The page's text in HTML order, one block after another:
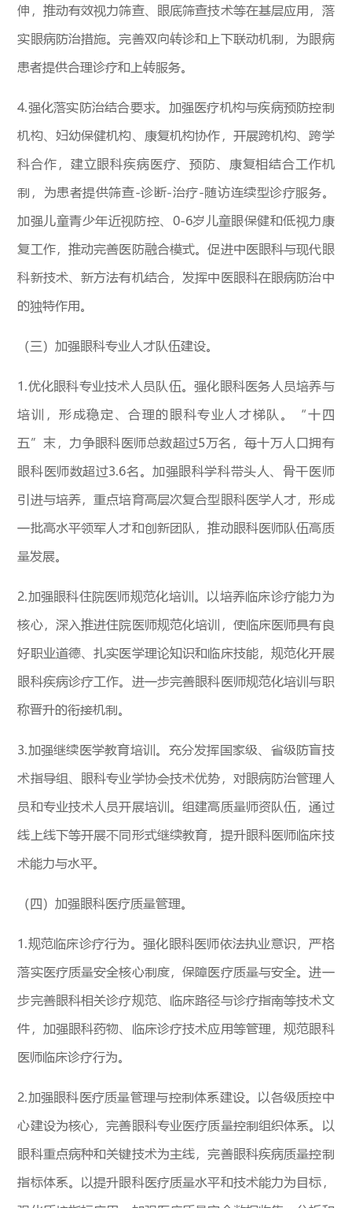
伸，推动有效视力筛查、眼底筛查技术等在基层应用，落
实眼病防治措施。完善双向转诊和上下联动机制，为眼病
患者提供合理诊疗和上转服务。
4.强化落实防治结合要求。加强医疗机构与疾病预防控制
机构、妇幼保健机构、康复机构协作，开展跨机构、跨学
科合作，建立眼科疾病医疗、预防、康复相结合工作机
制，为患者提供筛查-诊断-治疗-随访连续型诊疗服务。
加强儿童青少年近视防控、0-6岁儿童眼保健和低视力康
复工作，推动完善医防融合模式。促进中医眼科与现代眼
科新技术、新方法有机结合，发挥中医眼科在眼病防治中
的独特作用。
（三）加强眼科专业人才队伍建设。
1.优化眼科专业技术人员队伍。强化眼科医务人员培养与
培训，形成稳定、合理的眼科专业人才梯队。“十四
五”末，力争眼科医师总数超过5万名，每十万人口拥有
眼科医师数超过3.6名。加强眼科学科带头人、骨干医师
引进与培养，重点培育高层次复合型眼科医学人才，形成
一批高水平领军人才和创新团队，推动眼科医师队伍高质
量发展。
2.加强眼科住院医师规范化培训。以培养临床诊疗能力为
核心，深入推进住院医师规范化培训，使临床医师具有良
好职业道德、扎实医学理论知识和临床技能，规范化开展
眼科疾病诊疗工作。进一步完善眼科医师规范化培训与职
称晋升的衔接机制。
3.加强继续医学教育培训。充分发挥国家级、省级防盲技
术指导组、眼科专业学协会技术优势，对眼病防治管理人
员和专业技术人员开展培训。组建高质量师资队伍，通过
线上线下等开展不同形式继续教育，提升眼科医师临床技
术能力与水平。
（四）加强眼科医疗质量管理。
1.规范临床诊疗行为。强化眼科医师依法执业意识，严格
落实医疗质量安全核心制度，保障医疗质量与安全。进一
步完善眼科相关诊疗规范、临床路径与诊疗指南等技术文
件，加强眼科药物、临床诊疗技术应用等管理，规范眼科
医师临床诊疗行为。
2.加强眼科医疗质量管理与控制体系建设。以各级质控中
心建设为核心，完善眼科专业医疗质量控制组织体系。以
眼科重点病种和关键技术为主线，完善眼科疾病质量控制
指标体系。以提升眼科医疗质量水平和技术能力为目标，